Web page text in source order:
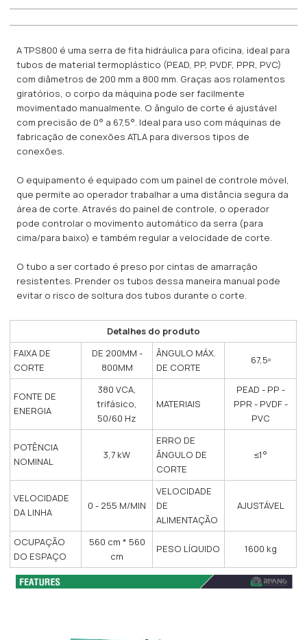
A TPS800 é uma serra de fita hidráulica para oficina, ideal para
tubos de material termoplástico (PEAD, PP, PVDF, PPR, PVC)
com diâmetros de 200 mm a 800 mm. Graças aos rolamentos
giratórios, o corpo da máquina pode ser facilmente
movimentado manualmente. O ângulo de corte é ajustável
com precisão de 0° a 67,5°. Ideal para uso com máquinas de
fabricação de conexões ATLA para diversos tipos de
conexões.
O equipamento é equipado com um painel de controle móvel,
que permite ao operador trabalhar a uma distância segura da
área de corte. Através do painel de controle, o operador
pode controlar o movimento automático da serra (para
cima/para baixo) e também regular a velocidade de corte.
O tubo a ser cortado é preso por cintas de amarração
resistentes. Prender os tubos dessa maneira manual pode
evitar o risco de soltura dos tubos durante o corte.
Detalhes do produto
FAIXA DE
CORTE
DE 200MM -
800MM
ÂNGULO MÁX.
DE CORTE
67,5º
FONTE DE
ENERGIA
380 VCA,
trifásico,
50/60 Hz
MATERIAIS
PEAD - PP -
PPR - PVDF -
PVC
POTÊNCIA
NOMINAL
3,7 kW
ERRO DE
ÂNGULO DE
CORTE
≤1°
VELOCIDADE
DA LINHA
0 - 255 M/MIN
VELOCIDADE
DE
ALIMENTAÇÃO
AJUSTÁVEL
OCUPAÇÃO
DO ESPAÇO
560 cm * 560
cm
PESO LÍQUIDO 1600 kg